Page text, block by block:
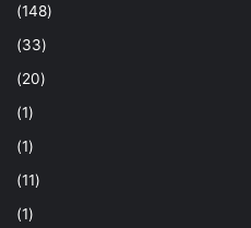
(148)
(33)
(20)
(1)
(1)
(11)
(1)